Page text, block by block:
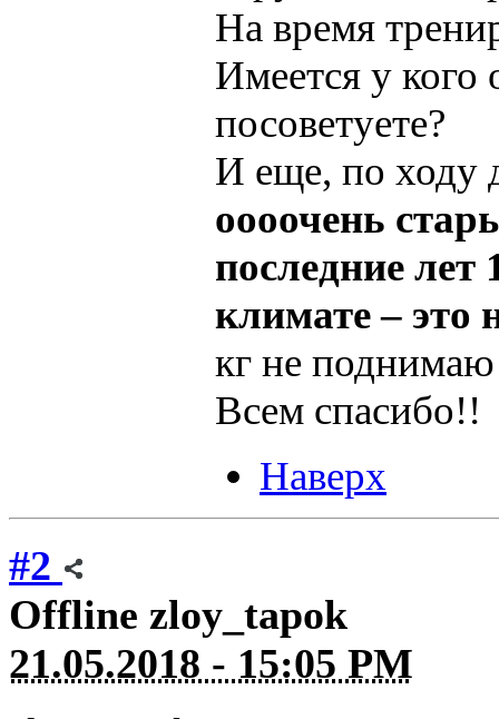
На время
Имеется у
посоветуете?
И еще, по ходу
оооочень
последние
климате – это
кг не
Всем спасибо!!
Наверх
#2
Offline zloy_tapok
21.05.2018 - 15:05 PM